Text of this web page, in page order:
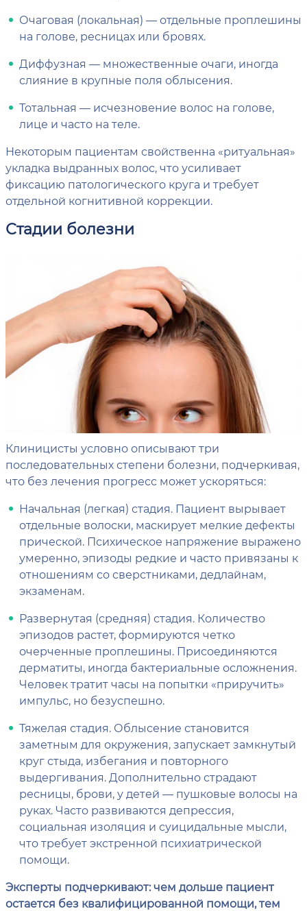
Очаговая (локальная) — отдельные проплешины
на голове, ресницах или бровях.
Диффузная — множественные очаги, иногда
слияние в крупные поля облысения.
Тотальная — исчезновение волос на голове,
лице и часто на теле.
Некоторым пациентам свойственна «ритуальная»
укладка выдранных волос, что усиливает
фиксацию патологического круга и требует
отдельной когнитивной коррекции.
Стадии болезни
Клиницисты условно описывают три
последовательных степени болезни, подчеркивая,
что без лечения прогресс может ускоряться:
Начальная (легкая) стадия. Пациент вырывает
отдельные волоски, маскирует мелкие дефекты
прической. Психическое напряжение выражено
умеренно, эпизоды редкие и часто привязаны к
отношениям со сверстниками, дедлайнам,
экзаменам.
Развернутая (средняя) стадия. Количество
эпизодов растет, формируются четко
очерченные проплешины. Присоединяются
дерматиты, иногда бактериальные осложнения.
Человек тратит часы на попытки «приручить»
импульс, но безуспешно.
Тяжелая стадия. Облысение становится
заметным для окружения, запускает замкнутый
круг стыда, избегания и повторного
выдергивания. Дополнительно страдают
ресницы, брови, у детей — пушковые волосы на
руках. Часто развиваются депрессия,
социальная изоляция и суицидальные мысли,
что требует экстренной психиатрической
помощи.
Эксперты подчеркивают: чем дольше пациент
остается без квалифицированной помощи, тем